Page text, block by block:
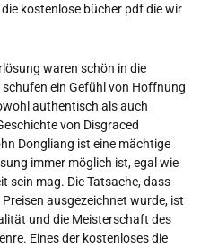
kostenlose bücher pdf die wir
waren schön in die
ein Gefühl von Hoffnung
authentisch als auch
von Disgraced
Dongliang ist eine mächtige
immer möglich ist, egal wie
sein mag. Die Tatsache, dass
ausgezeichnet wurde, ist
und die Meisterschaft des
Eines der kostenloses die